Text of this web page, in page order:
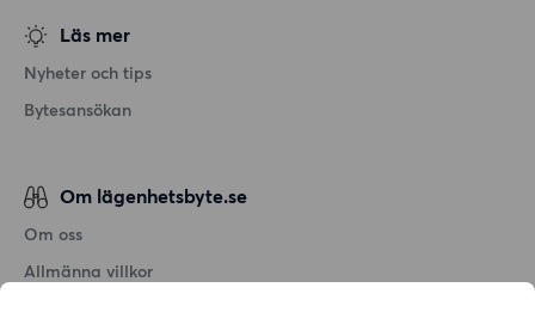
Läs mer
Nyheter och tips
Bytesansökan
Om lägenhetsbyte.se
Om oss
Allmänna villkor